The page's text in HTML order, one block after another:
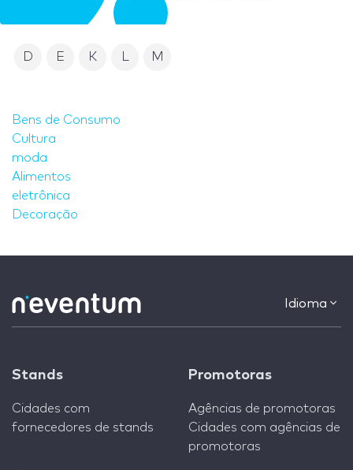
D E K M
Bens de Consumo
Cultura
moda
Alimentos
eletrônica
Decoração
Idioma
Stands
Cidades com
fornecedores de stands
Promotoras
Agências de promotoras
Cidades com agências de
promotoras